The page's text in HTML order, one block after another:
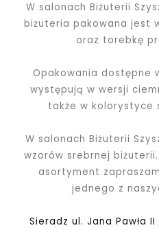
W salonach Biżuterii
biżuteria pakowana jest
oraz torebkę
Opakowania dostępne
występują w wersji
także w kolorystyce
W salonach Biżuterii
wzorów srebrnej
asortyment
jednego z
Sieradz ul. Jana Pawła